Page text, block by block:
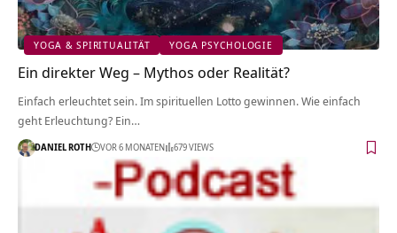
YOGA & SPIRITUALITÄT YOGA PSYCHOLOGIE
Ein direkter Weg – Mythos oder Realität?
Einfach erleuchtet sein. Im spirituellen Lotto gewinnen. Wie einfach
geht Erleuchtung? Ein…
DANIEL ROTH VOR 6 MONATEN 679 VIEWS